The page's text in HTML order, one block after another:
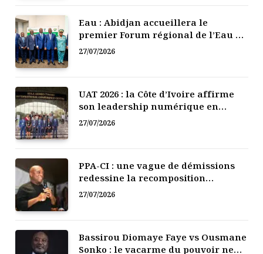
Eau : Abidjan accueillera le
premier Forum régional de l’Eau de
l’Afrique de l’Ouest
27/07/2026
UAT 2026 : la Côte d’Ivoire affirme
son leadership numérique en
Afrique
27/07/2026
PPA-CI : une vague de démissions
redessine la recomposition
politique
27/07/2026
Bassirou Diomaye Faye vs Ousmane
Sonko : le vacarme du pouvoir ne